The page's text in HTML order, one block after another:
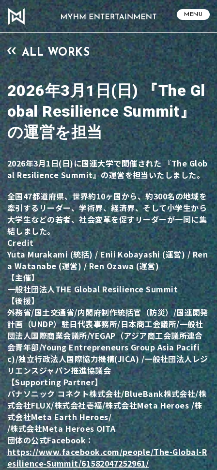
MENU
ALL WORKS
2026年3月1日(日) 『The Gl
obal Resilience Summit』
の運営を担当
2026年3月1日(日)に国連大学で開催された 『The Glob
al Resilience Summit』の運営を担当いたしました。
全国47都道府県、世界約10ヶ国から、約300名の地域を
牽引するリーダー、学術界、経済界、そして小学生から
大学生などの若者、社会変革を促すリーダーが一同に集
結しました。
Credit
Yuta Murakami (統括) / Enii Kobayashi (運営) / Ren
a Watanabe (運営) / Ren Ozawa (運営)
【主催】
一般社団法人THE Global Resilience Summit
【後援】
外務省/国土交通省/内閣府制作統括官（防災）/国連開発
計画（UNDP）駐日代表事務所/日本商工会議所/一般社
団法人国際商業会議所/YEGAP（アジア商工会議所連合
会青年部/Young Entrepreneurs Group Asia Pacifi
c)/独立行政法人国際協力機構(JICA) /一般社団法人レジ
リエンスジャパン推進協議会
【Supporting Partner】
パナソニック コネクト株式会社/BlueBank株式会社/株
式会社FLUX/株式会社壱福/株式会社Meta Heroes /株
式会社Meta Earth Heroes/
/株式会社Meta Heroes OITA
団体の公式Facebook：
https://www.facebook.com/people/The-Global-R
esilience-Summit/61582047252961/